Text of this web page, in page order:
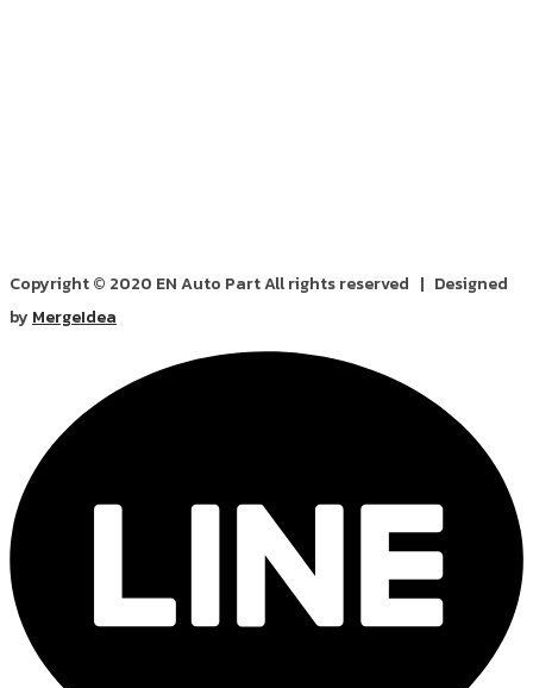
Copyright © 2020 EN Auto Part All rights reserved | Designed
by MergeIdea